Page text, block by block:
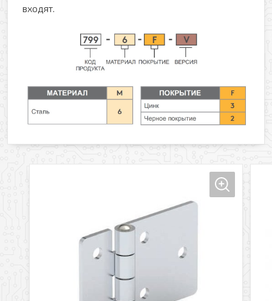
входят.